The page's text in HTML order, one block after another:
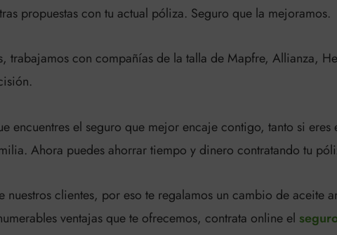
propuestas con tu actual póliza. Seguro que la mejoramos.
trabajamos con compañías de la talla de Mapfre, Allianza,
encuentres el seguro que mejor encaje contigo, tanto si
Ahora puedes ahorrar tiempo y dinero contratando tu
clientes, por eso te regalamos un cambio de aceite
ventajas que te ofrecemos, contrata online el